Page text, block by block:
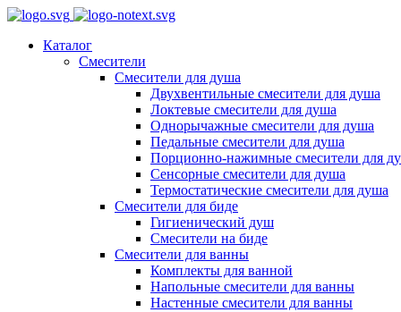
Каталог
Смесители
Смесители для душа
Двухвентильные смесители для душа
Локтевые смесители для душа
Однорычажные смесители для душа
Педальные смесители для душа
Порционно-нажимные смесители для
Сенсорные смесители для душа
Термостатические смесители для душа
Смесители для биде
Гигиенический душ
Смесители на биде
Смесители для ванны
Комплекты для ванной
Напольные смесители для ванны
Настенные смесители для ванны